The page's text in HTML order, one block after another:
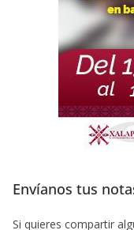
Envíanos tus
Si quieres compartir